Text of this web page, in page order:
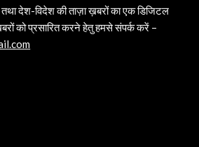
तथा देश-विदेश की ताज़ा ख़बरों का एक डिजिटल
को प्रसारित करने हेतु हमसे संपर्क करें –